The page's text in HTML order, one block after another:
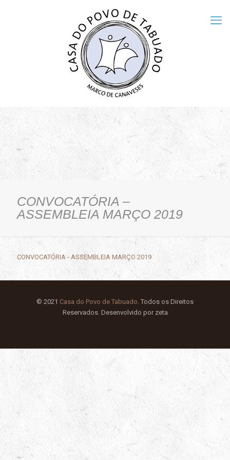
CONVOCATÓRIA –
ASSEMBLEIA MARÇO 2019
CONVOCATÓRIA - ASSEMBLEIA MARÇO 2019
© 2021 Casa do Povo de Tabuado. Todos os Direitos
Reservados. Desenvolvido por zeta